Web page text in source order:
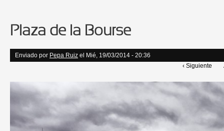
Plaza de la Bourse
Enviado por Pepa Ruiz el Mié, 19/03/2014 - 20:36
‹ Siguiente